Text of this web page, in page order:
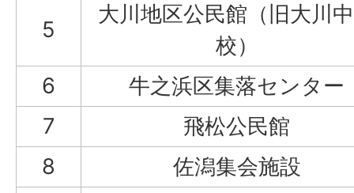
5
大川地区公民館（旧大川
校）
6
牛之浜区集落センター
7
飛松公民館
8
佐潟集会施設